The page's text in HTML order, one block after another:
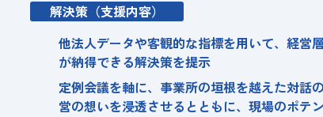
解決策（支援内容）
他法人データや客観的な指標を用いて、経営
が納得できる解決策を提示
定例会議を軸に、事業所の垣根を越えた対話
営の想いを浸透させるとともに、現場のポテ